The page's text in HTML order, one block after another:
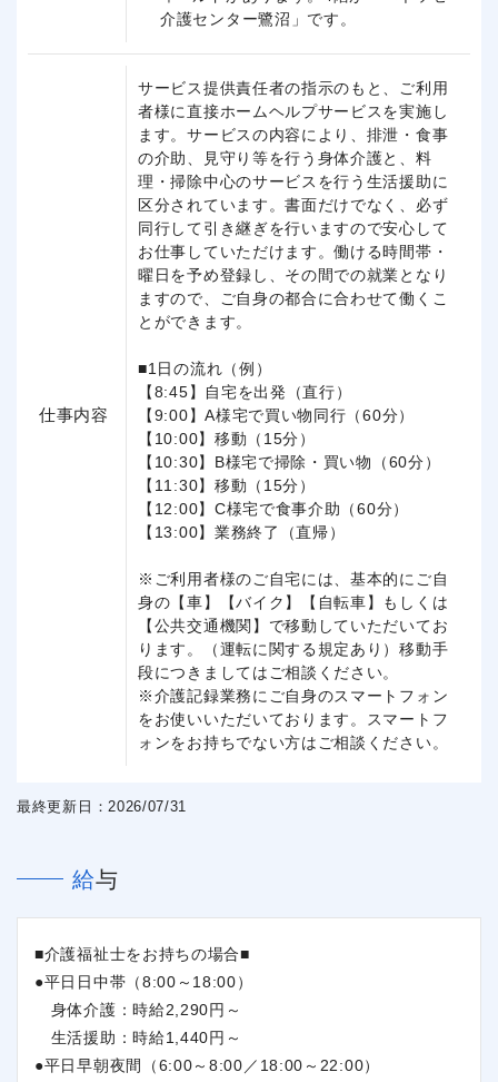
介護センター鷺沼」です。
仕事内容
サービス提供責任者の指示のもと、ご利用
者様に直接ホームヘルプサービスを実施し
ます。サービスの内容により、排泄・食事
の介助、見守り等を行う身体介護と、料
理・掃除中心のサービスを行う生活援助に
区分されています。書面だけでなく、必ず
同行して引き継ぎを行いますので安心して
お仕事していただけます。働ける時間帯・
曜日を予め登録し、その間での就業となり
ますので、ご自身の都合に合わせて働くこ
とができます。
■1日の流れ（例）
【8:45】自宅を出発（直行）
【9:00】A様宅で買い物同行（60分）
【10:00】移動（15分）
【10:30】B様宅で掃除・買い物（60分）
【11:30】移動（15分）
【12:00】C様宅で食事介助（60分）
【13:00】業務終了（直帰）
※ご利用者様のご自宅には、基本的にご自
身の【車】【バイク】【自転車】もしくは
【公共交通機関】で移動していただいてお
ります。（運転に関する規定あり）移動手
段につきましてはご相談ください。
※介護記録業務にご自身のスマートフォン
をお使いいただいております。スマートフ
ォンをお持ちでない方はご相談ください。
最終更新日：2026/07/31
給与
■介護福祉士をお持ちの場合■
●平日日中帯（8:00～18:00）
身体介護：時給2,290円～
生活援助：時給1,440円～
●平日早朝夜間（6:00～8:00／18:00～22:00）